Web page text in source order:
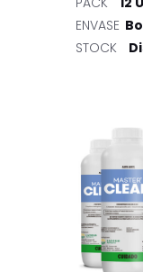
ENVASE
STOCK